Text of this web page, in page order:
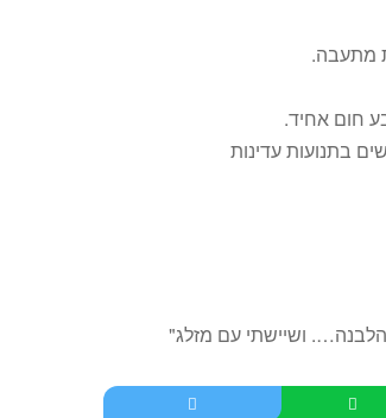
בתנועות עדינות
ושיישתי עם מזלג"